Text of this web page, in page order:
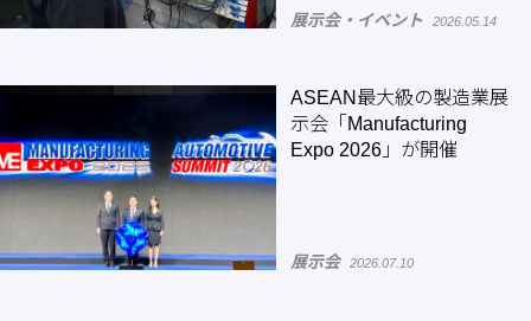
展示会・イベント 2026.05.14
ASEAN最大級の製造業展
示会「Manufacturing
Expo 2026」が開催
展示会 2026.07.10